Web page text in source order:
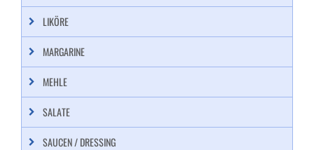
LIKÖRE
MARGARINE
MEHLE
SALATE
SAUCEN / DRESSING